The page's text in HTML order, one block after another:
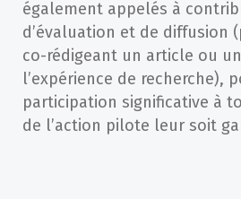
également appelés à
d’évaluation et de diffusion
co-rédigeant un article ou
l’expérience de recherche),
participation significative à
de l’action pilote leur soit